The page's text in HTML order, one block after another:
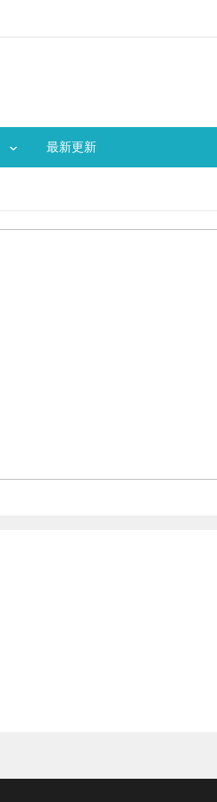
最新更新